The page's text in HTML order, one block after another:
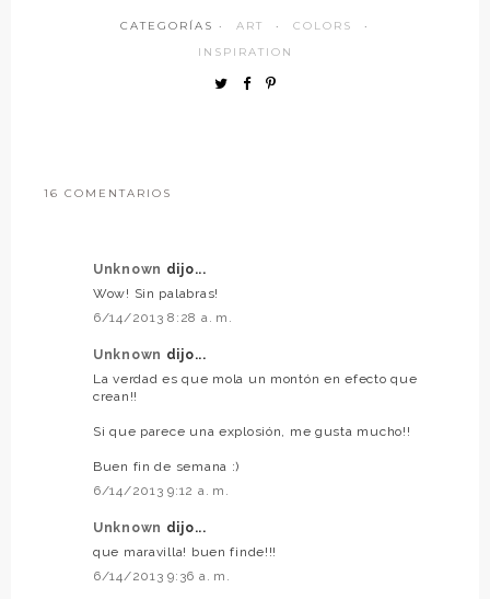
CATEGORÍAS · ART · COLORS
·
INSPIRATION
16 COMENTARIOS
Unknown dijo...
Wow! Sin palabras!
6/14/2013 8:28 a. m.
Unknown dijo...
La verdad es que mola un montón en efecto que
crean!!
Si que parece una explosión, me gusta mucho!!
Buen fin de semana :)
6/14/2013 9:12 a. m.
Unknown dijo...
que maravilla! buen finde!!!
6/14/2013 9:36 a. m.